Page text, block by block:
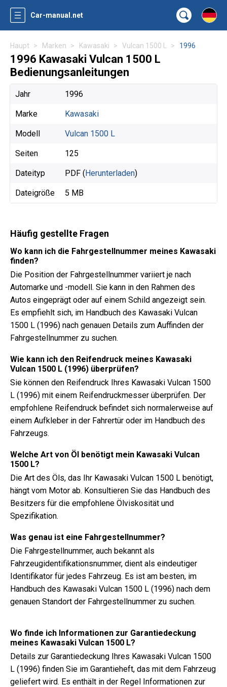
Car-manual.net
Haupt Marken Kawasaki Vulcan 1500 L 1996
1996 Kawasaki Vulcan 1500 L
Bedienungsanleitungen
Jahr 1996
Marke Kawasaki
Modell Vulcan 1500 L
Seiten 125
Dateityp PDF (Herunterladen)
Dateigröße 5 MB
Häufig gestellte Fragen
Wo kann ich die Fahrgestellnummer meines Kawasaki
finden?
Die Position der Fahrgestellnummer variiert je nach
Automarke und -modell. Sie kann in den Rahmen des
Autos eingeprägt oder auf einem Schild angezeigt sein.
Es empfiehlt sich, im Handbuch des Kawasaki Vulcan
1500 L (1996) nach genauen Details zum Auffinden der
Fahrgestellnummer zu suchen.
Wie kann ich den Reifendruck meines Kawasaki
Vulcan 1500 L (1996) überprüfen?
Sie können den Reifendruck Ihres Kawasaki Vulcan 1500
L (1996) mit einem Reifendruckmesser überprüfen. Der
empfohlene Reifendruck befindet sich normalerweise auf
einem Aufkleber in der Fahrertür oder im Handbuch des
Fahrzeugs.
Welche Art von Öl benötigt mein Kawasaki Vulcan
1500 L?
Die Art des Öls, das Ihr Kawasaki Vulcan 1500 L benötigt,
hängt vom Motor ab. Konsultieren Sie das Handbuch des
Besitzers für die empfohlene Ölviskosität und
Spezifikation.
Was genau ist eine Fahrgestellnummer?
Die Fahrgestellnummer, auch bekannt als
Fahrzeugidentifikationsnummer, dient als eindeutiger
Identifikator für jedes Fahrzeug. Es ist am besten, im
Handbuch des Kawasaki Vulcan 1500 L (1996) nach dem
genauen Standort der Fahrgestellnummer zu suchen.
Wo finde ich Informationen zur Garantiedeckung
meines Kawasaki Vulcan 1500 L?
Details zur Garantiedeckung Ihres Kawasaki Vulcan 1500
L (1996) finden Sie im Garantieheft, das mit dem Fahrzeug
geliefert wird. Es enthält in der Regel Informationen zur